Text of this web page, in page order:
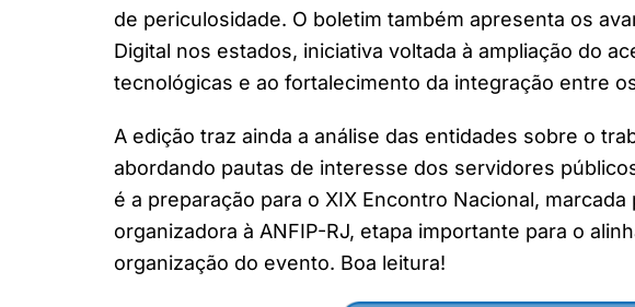
de periculosidade. O boletim também apresenta os
Digital nos estados, iniciativa voltada à ampliação do
tecnológicas e ao fortalecimento da integração entre
A edição traz ainda a análise das entidades sobre o
abordando pautas de interesse dos servidores
é a preparação para o XIX Encontro Nacional,
organizadora à ANFIP-RJ, etapa importante para o
organização do evento. Boa leitura!